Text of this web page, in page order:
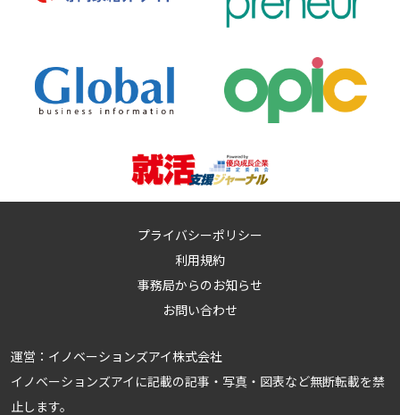
プライバシーポリシー
利用規約
事務局からのお知らせ
お問い合わせ
運営： イノベーションズアイ株式会社
イノベーションズアイに記載の記事・写真・図表など無断転載を禁
止します。